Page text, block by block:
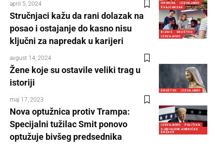
HRONIKA
IZDVAJAMO
ŠVAJCARSKA
april 5, 2024
BIZNIS
DRUŠTVO
IZDVAJAMO
Stručnjaci kažu da rani dolazak na
posao i ostajanje do kasno nisu
ključni za napredak u karijeri
avgust 14, 2024
DRUŠTVO IZDVAJAMO
Žene koje su ostavile veliki trag u
istoriji
maj 17, 2023
IZDVAJAMO
POLITIKA
SJEDINJENE AMERIČKE
DRŽAVE
Nova optužnica protiv Trampa:
Specijalni tužilac Smit ponovo
optužuje bivšeg predsednika